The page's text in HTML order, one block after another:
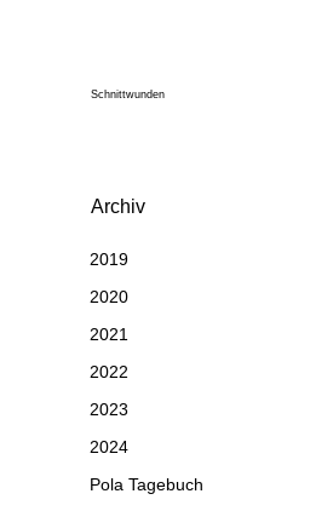
Schnittwunden
Archiv
2019
2020
2021
2022
2023
2024
Pola Tagebuch